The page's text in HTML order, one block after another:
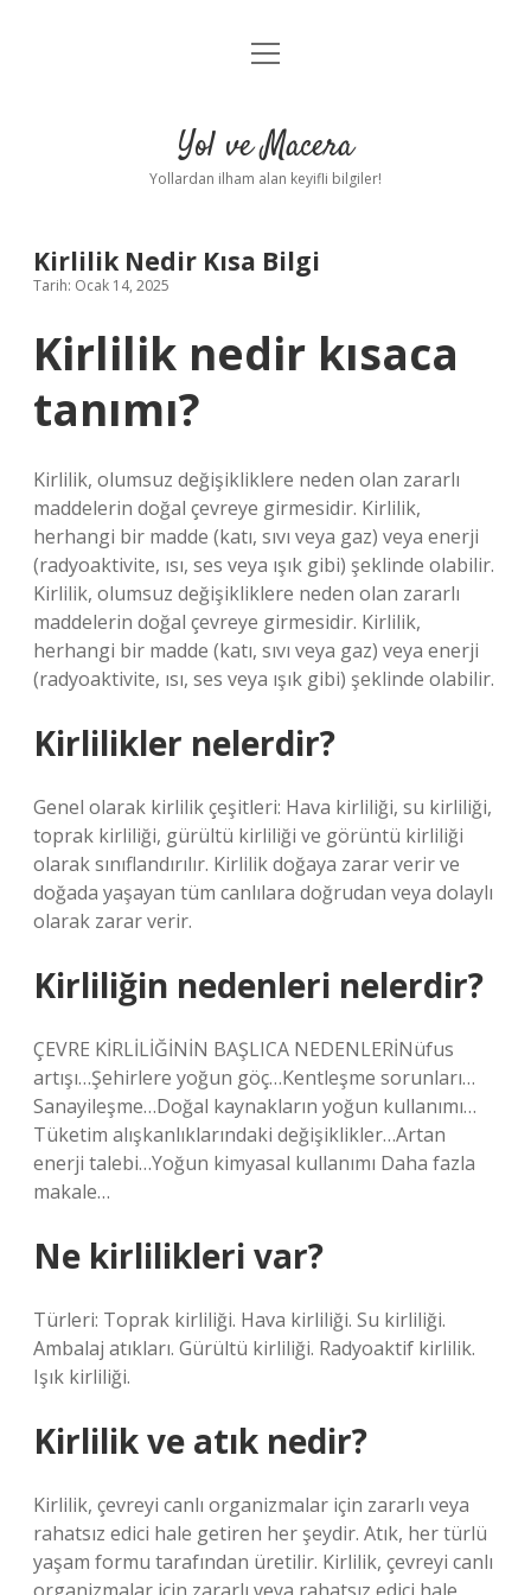
Anasayfa
Yasal Uyarı
menüyü
Yol ve Macera
Yollardan ilham alan keyifli bilgiler!
Kirlilik Nedir Kısa Bilgi
Tarih: Ocak 14, 2025
Kirlilik nedir kısaca
tanımı?
Kirlilik, olumsuz değişikliklere neden olan zararlı
maddelerin doğal çevreye girmesidir. Kirlilik,
herhangi bir madde (katı, sıvı veya gaz) veya enerji
(radyoaktivite, ısı, ses veya ışık gibi) şeklinde olabilir.
Kirlilik, olumsuz değişikliklere neden olan zararlı
maddelerin doğal çevreye girmesidir. Kirlilik,
herhangi bir madde (katı, sıvı veya gaz) veya enerji
(radyoaktivite, ısı, ses veya ışık gibi) şeklinde olabilir.
Kirlilikler nelerdir?
Genel olarak kirlilik çeşitleri: Hava kirliliği, su kirliliği,
toprak kirliliği, gürültü kirliliği ve görüntü kirliliği
olarak sınıflandırılır. Kirlilik doğaya zarar verir ve
doğada yaşayan tüm canlılara doğrudan veya dolaylı
olarak zarar verir.
Kirliliğin nedenleri nelerdir?
ÇEVRE KİRLİLİĞİNİN BAŞLICA NEDENLERİNüfus
artışı…Şehirlere yoğun göç…Kentleşme sorunları…
Sanayileşme…Doğal kaynakların yoğun kullanımı…
Tüketim alışkanlıklarındaki değişiklikler…Artan
enerji talebi…Yoğun kimyasal kullanımı Daha fazla
makale…
Ne kirlilikleri var?
Türleri: Toprak kirliliği. Hava kirliliği. Su kirliliği.
Ambalaj atıkları. Gürültü kirliliği. Radyoaktif kirlilik.
Işık kirliliği.
Kirlilik ve atık nedir?
Kirlilik, çevreyi canlı organizmalar için zararlı veya
rahatsız edici hale getiren her şeydir. Atık, her türlü
yaşam formu tarafından üretilir. Kirlilik, çevreyi canlı